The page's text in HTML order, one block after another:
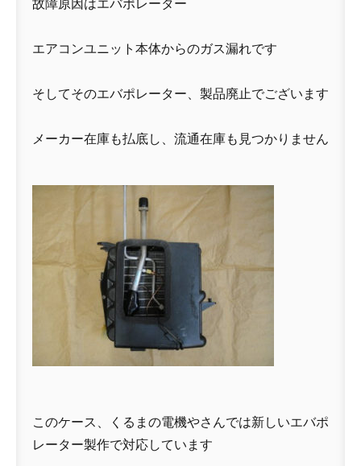
故障原因はエバポレーター
エアコンユニット本体からのガス漏れです
そしてそのエバポレーター、製品廃止でございます
メーカー在庫も払底し、流通在庫も見つかりません
このケース、くるまの電機やさんでは新しいエバポ
レーター製作で対応しています